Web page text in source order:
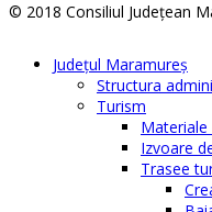
© 2018 Consiliul Judeţean
Judeţul Maramureş
Structura
Turism
Izvoare
Trasee